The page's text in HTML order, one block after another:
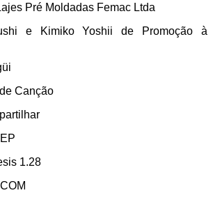
Pré Moldadas Femac Ltda
e Kimiko Yoshii de Promoção à
Canção
1.28